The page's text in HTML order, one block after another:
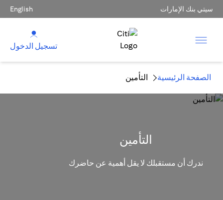
سيتي بنك الإمارات English
تسجيل الدخول
الصفحة الرئيسية التأمين
التأمين
ندرك أن مستقبلك لا يقل أهمية عن حاضرك